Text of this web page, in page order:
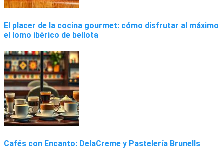
El placer de la cocina gourmet: cómo disfrutar al máximo
el lomo ibérico de bellota
Cafés con Encanto: DelaCreme y Pastelería Brunells